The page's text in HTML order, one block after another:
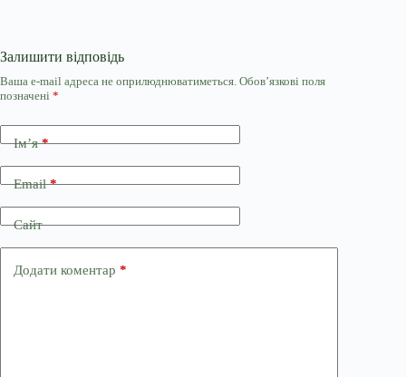
Залишити відповідь
Ваша e-mail адреса не оприлюднюватиметься. Обов’язкові поля
позначені *
Ім’я*
Email*
Сайт
Додати коментар *